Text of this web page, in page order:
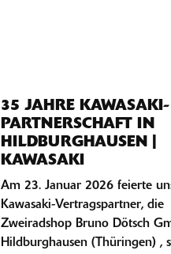
35 JAHRE KAWASAKI-
PARTNERSCHAFT IN
HILDBURGHAUSEN |
KAWASAKI
Am 23. Januar 2026 feierte
Kawasaki-Vertragspartner, die
Zweiradshop Bruno Dötsch
Hildburghausen (Thüringen) ,